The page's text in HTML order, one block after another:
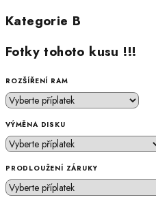
Kategorie B
Fotky tohoto kusu !!!
ROZŠÍŘENÍ RAM
VÝMĚNA DISKU
PRODLOUŽENÍ ZÁRUKY